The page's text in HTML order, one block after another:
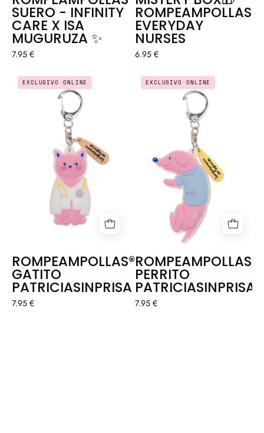
SUERO - INFINITY
CARE X ISA
MUGURUZA ✨
7.95 €
ROMPEAMPOLLAS®
EVERYDAY
NURSES
6.95 €
ROMPEAMPOLLAS®
GATITO
PATRICIASINPRISA
EXCLUSIVO ONLINE
ROMPEAMPOLLAS®
GATITO
PATRICIASINPRISA
7.95 €
PERRITO
EXCLUSIVO ONLINE
ROMPEAMPOLLAS®
PERRITO
PATRICIASINPRISA
7.95 €